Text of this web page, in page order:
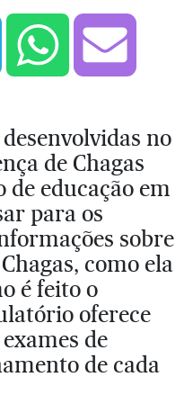
no
de Chagas
de educação em
para os
sobre
como ela
é feito o
oferece
de
de cada